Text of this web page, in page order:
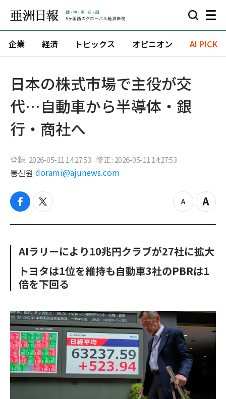
企業 経済 トピックス オピニオン AI PICK
日本の株式市場で主役が交
代…自動車から半導体・銀
行・商社へ
登録 : 2026-05-11 14:27:53 修正 : 2026-05-11 14:27:53
통신원 dorami@ajunews.com
f
c
o
k
t
i
e
z
o
u
Z
o
n
AIラリーにより10兆円クラブが27社に拡大
トヨタは1位を維持も自動車3社のPBRは1
倍を下回る